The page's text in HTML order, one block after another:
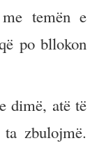
temën e
po bllokon
dimë, atë të
zbulojmë.